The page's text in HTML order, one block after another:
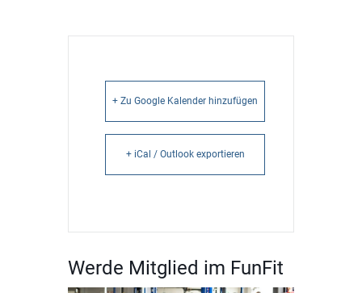
+ Zu Google Kalender hinzufügen
+ iCal / Outlook exportieren
Werde Mitglied im FunFit